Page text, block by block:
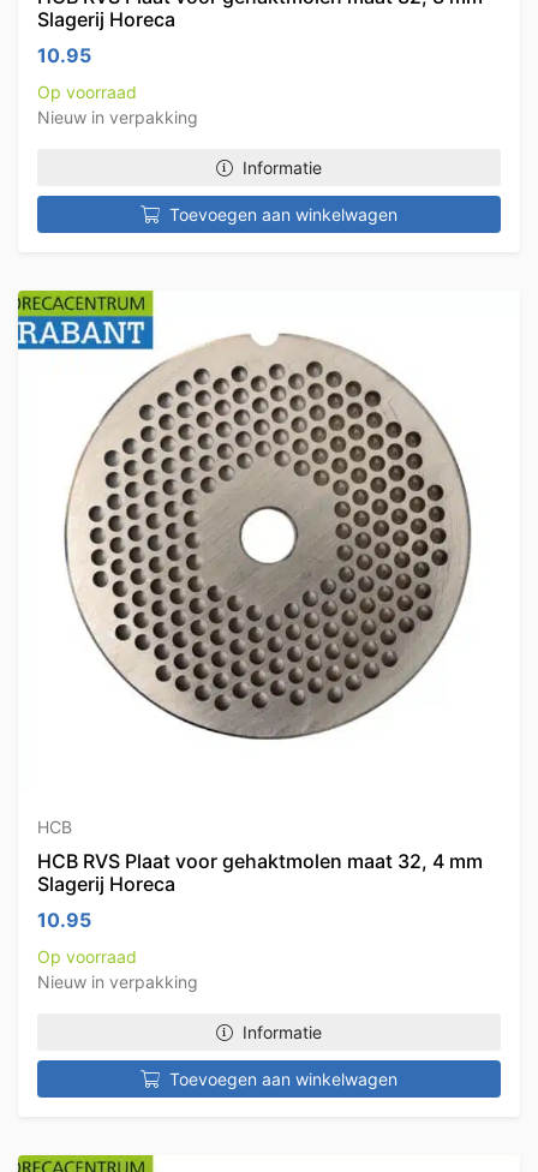
Slagerij Horeca
10.95
Op voorraad
Nieuw in verpakking
Informatie
Toevoegen aan winkelwagen
HCB
HCB RVS Plaat voor gehaktmolen maat 32, 4 mm
Slagerij Horeca
10.95
Op voorraad
Nieuw in verpakking
Informatie
Toevoegen aan winkelwagen